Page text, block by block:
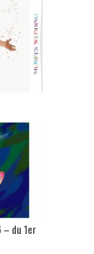
– du 1er